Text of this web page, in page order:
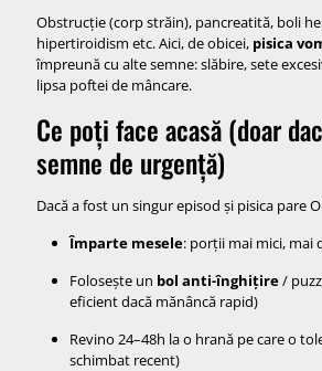
Obstrucție (corp străin), pancreatită, boli
hipertiroidism etc. Aici, de obicei, pisica
împreună cu alte semne: slăbire, sete
lipsa poftei de mâncare.
Ce poți face acasă (doar
semne de urgență)
Dacă a fost un singur episod și pisica pare
Împarte mesele: porții mai mici, mai
Folosește un bol anti-înghițire/
eficient dacă mănâncă rapid)
Revino 24–48h la o hrană pe care o
schimbat recent)